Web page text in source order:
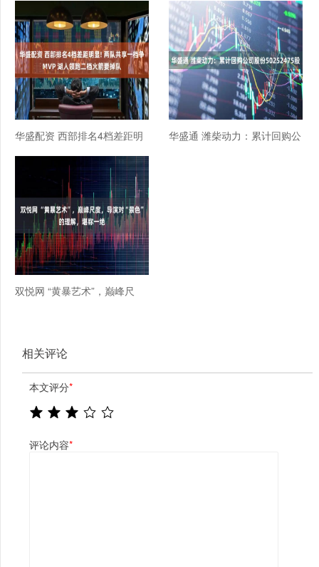
华盛配资 西部排名4档差距明
领跑二档火箭要掉队
华盛通 潍柴动力：累计回购公
双悦网 “黄暴艺术”，巅峰尺
相关评论
本文评分*
评论内容*